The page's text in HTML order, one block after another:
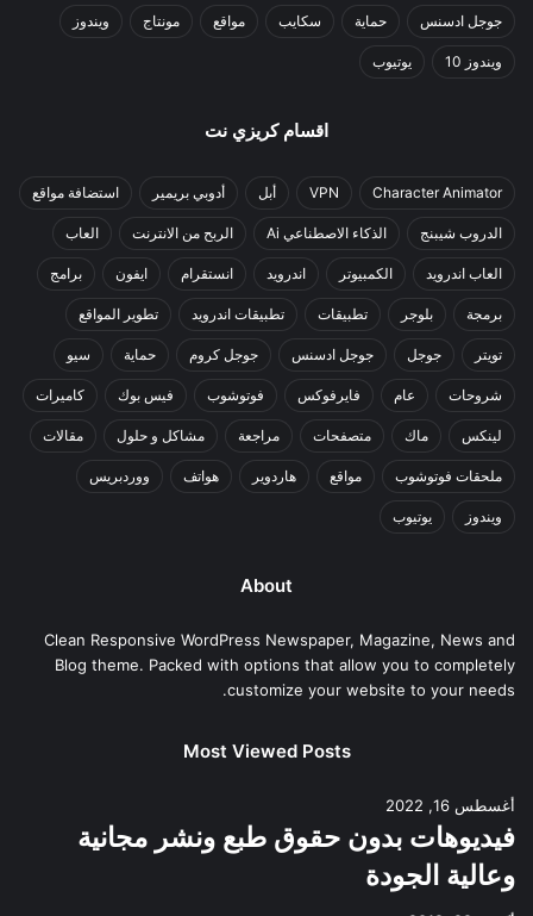
جوجل ادسنس حماية سكايب مواقع مونتاج ويندوز
ويندوز 10 يوتيوب
اقسام كريزي نت
Character Animator
VPN أبل أدوبي بريمير استضافة مواقع
الدروب شيبنج الذكاء الاصطناعي Ai الربح من الانترنت العاب
العاب اندرويد الكمبيوتر اندرويد انستقرام ايفون برامج
برمجة بلوجر تطبيقات تطبيقات اندرويد تطوير المواقع
تويتر جوجل جوجل ادسنس جوجل كروم حماية سيو
شروحات عام فايرفوكس فوتوشوب فيس بوك كاميرات
لينكس ماك متصفحات مراجعة مشاكل و حلول مقالات
ملحقات فوتوشوب مواقع هاردوير هواتف ووردبريس
ويندوز يوتيوب
About
Clean Responsive WordPress Newspaper, Magazine, News and
Blog theme. Packed with options that allow you to completely
customize your website to your needs.
Most Viewed Posts
أغسطس 16, 2022
فيديوهات بدون حقوق طبع ونشر مجانية
وعالية الجودة